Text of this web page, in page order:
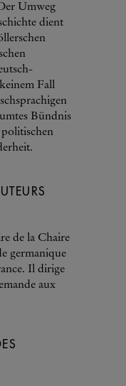
Umweg
dient
Fall
Bündnis
de la Chaire
germanique
Il dirige
aux